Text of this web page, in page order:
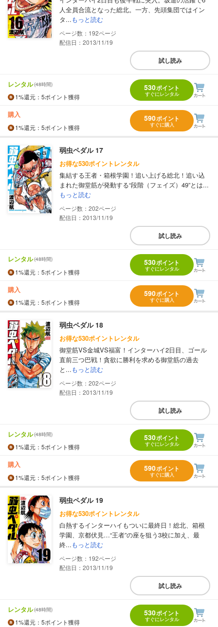
人全員合流となった総北。一方、先頭集団ではイン
タ...もっと読む
192
配信日：2013/11/19
試し読み
レンタル(48時間)
1%還元 ：5ポイント獲得
530ポイント
すぐにレンタル
購入
1%還元 ：5ポイント獲得
590ポイント
すぐに購入
弱虫ペダル 17
お得な530ポイントレンタル
集結する王者・箱根学園！追い上げる総北！追い込
まれた御堂筋が発動する“段階（フェイズ）49”とは...
もっと読む
202
配信日：2013/11/19
試し読み
レンタル(48時間)
1%還元 ：5ポイント獲得
530ポイント
すぐにレンタル
購入
1%還元 ：5ポイント獲得
590ポイント
すぐに購入
弱虫ペダル 18
お得な530ポイントレンタル
御堂筋VS金城VS福富！インターハイ2日目、ゴール
直前三つ巴戦！貪欲に勝利を求める御堂筋の過去
と...もっと読む
202
配信日：2013/11/19
試し読み
レンタル(48時間)
1%還元 ：5ポイント獲得
530ポイント
すぐにレンタル
購入
1%還元 ：5ポイント獲得
590ポイント
すぐに購入
弱虫ペダル 19
お得な530ポイントレンタル
白熱するインターハイもついに最終日！総北、箱根
学園、京都伏見…“王者”の座を狙う3校に加え、最
終...もっと読む
192
配信日：2013/11/19
試し読み
レンタル(48時間)
1%還元 ：5ポイント獲得
530ポイント
すぐにレンタル